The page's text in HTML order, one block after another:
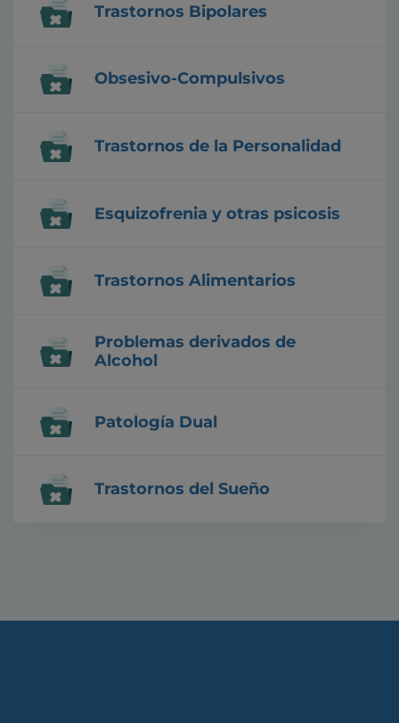
Trastornos Bipolares
Obsesivo-Compulsivos
Trastornos de la Personalidad
Esquizofrenia y otras psicosis
Trastornos Alimentarios
Problemas derivados de
Alcohol
Patología Dual
Trastornos del Sueño